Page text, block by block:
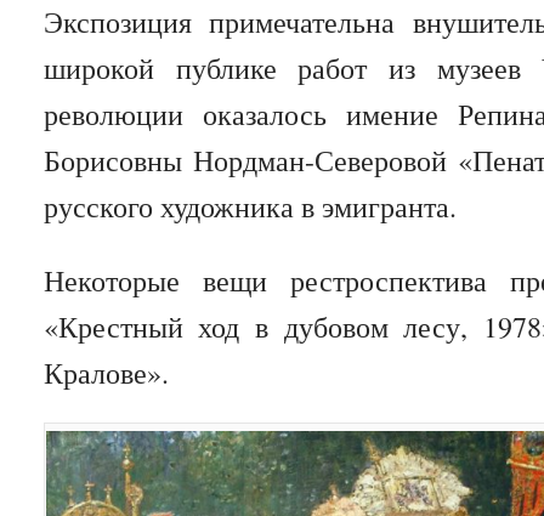
Экспозиция примечательна
широкой публике работ из
революции оказалось имение
Борисовны Нордман-Северовой
русского художника в эмигранта.
Некоторые вещи рестроспектива
«Крестный ход в дубовом лесу,
Кралове».